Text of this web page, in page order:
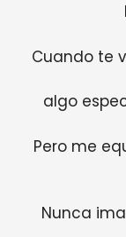
Cuando te
algo
Pero me
Nunca